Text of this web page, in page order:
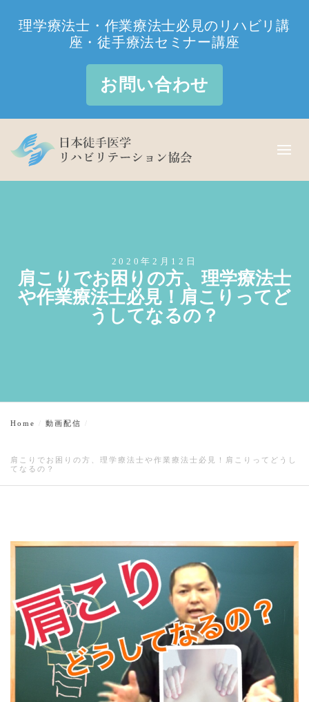
理学療法士・作業療法士必見のリハビリ講
座・徒手療法セミナー講座
お問い合わせ
2020年2月12日
肩こりでお困りの方、理学療法士
や作業療法士必見！肩こりってど
うしてなるの？
Home 動画配信
肩こりでお困りの方、理学療法士や作業療法士必見！肩こりってどうし
てなるの？